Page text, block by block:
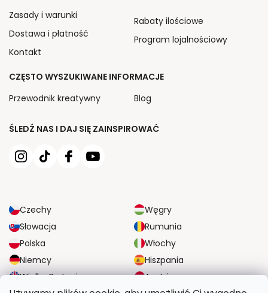
ŚLEDŹ NAS I DAJ SIĘ ZAINSPIROWAĆ
Czechy
Węgry
Słowacja
Rumunia
Polska
Włochy
Niemcy
Hiszpania
Wielka Brytania
Austria
Zasady i warunki
Dostawa i płatność
Kontakt
Rabaty ilościowe
Program lojalnościowy
CZĘSTO WYSZUKIWANE INFORMACJE
Przewodnik kreatywny
Blog